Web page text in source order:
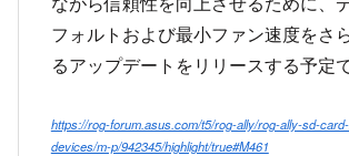
フォルトおよび最小ファン速度をさ
るアップデートをリリースする予定で
https://rog-forum.asus.com/t5/rog-ally/rog-ally-sd-
devices/m-p/942345/highlight/true#M461